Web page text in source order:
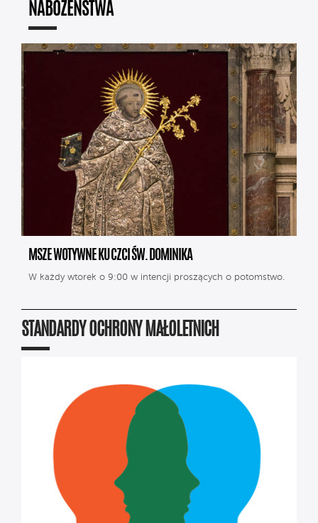
NABOŻEŃSTWA
MSZE WOTYWNE KU CZCI ŚW. DOMINIKA
W każdy wtorek o 9:00 w intencji proszących o potomstwo.
STANDARDY OCHRONY MAŁOLETNICH